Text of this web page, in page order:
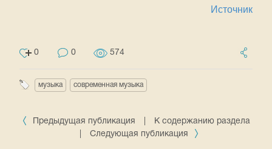
Источник
0 0 574
музыка современная музыка
Предыдущая публикация
К содержанию раздела
Следующая публикация